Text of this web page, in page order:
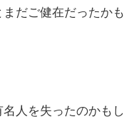
だご健在だったかも
人を失ったのかもし